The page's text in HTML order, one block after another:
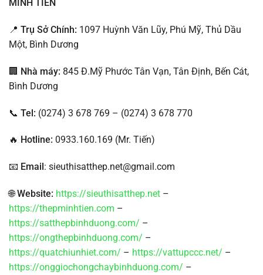
MINH TIẾN
📍 Trụ Sở Chính: 1097 Huỳnh Văn Lũy, Phú Mỹ, Thủ Dầu
Một, Bình Dương
🏢 Nhà máy: 845 Đ.Mỹ Phước Tân Vạn, Tân Định, Bến Cát,
Bình Dương
📞 Tel: (0274) 3 678 769 – (0274) 3 678 770
🔥 Hotline: 0933.160.169 (Mr. Tiến)
📧 Email : sieuthisatthep.net@gmail.com
🌐Website: https://sieuthisatthep.net –
https://thepminhtien.com –
https://satthepbinhduong.com/ –
https://ongthepbinhduong.com/ –
https://quatchiunhiet.com/ – https://vattupccc.net/ –
https://onggiochongchaybinhduong.com/ –